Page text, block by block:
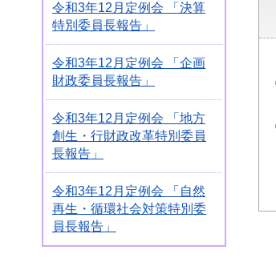
令和3年12月定例会 「決算
特別委員長報告」
令和3年12月定例会 「企画
財政委員長報告」
令和3年12月定例会 「地方
創生・行財政改革特別委員
長報告」
令和3年12月定例会 「自然
再生・循環社会対策特別委
員長報告」